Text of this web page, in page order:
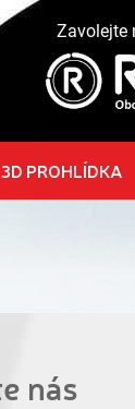
Zavolejte
3D PROHLÍDKA
nás